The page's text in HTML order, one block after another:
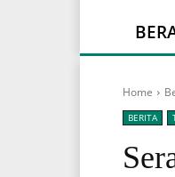
Home
BERITA